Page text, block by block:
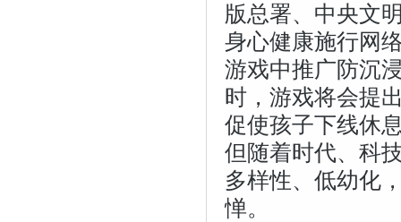
版总署、中央文
身心健康施行网
游戏中推广防沉
时，游戏将会提
促使孩子下线休
但随着时代、科
多样性、低幼化
惮。